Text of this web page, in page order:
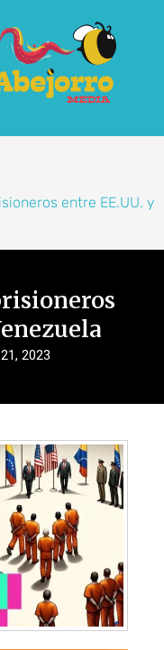
entre EE.UU. y
2023